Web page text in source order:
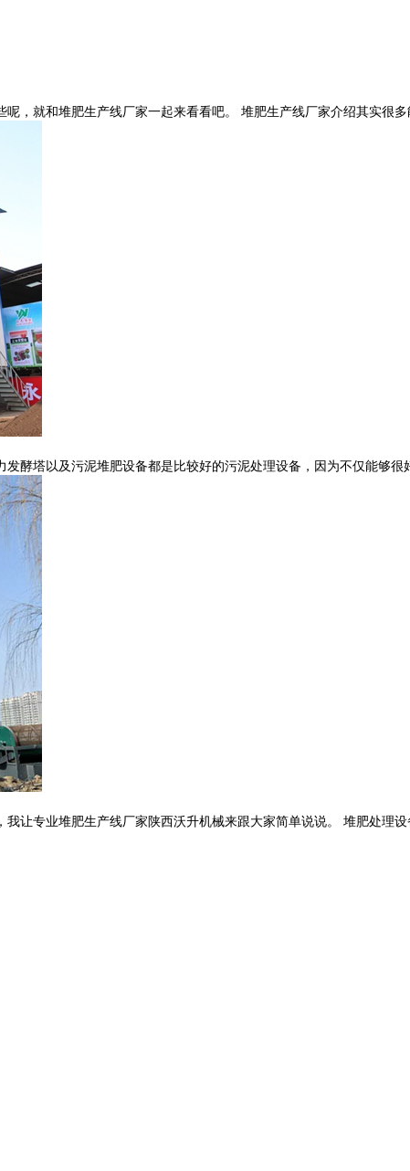
，就和堆肥生产线厂家一起来看看吧。 堆肥生产线厂家介绍其实很
酵塔以及污泥堆肥设备都是比较好的污泥处理设备，因为不仅能够
让专业堆肥生产线厂家陕西沃升机械来跟大家简单说说。 堆肥处理